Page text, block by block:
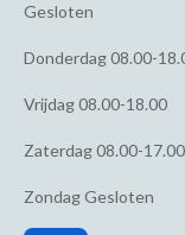
Gesloten
Donderdag08.00-
Vrijdag08.00-18.00
Zaterdag08.00-17.00
ZondagGesloten